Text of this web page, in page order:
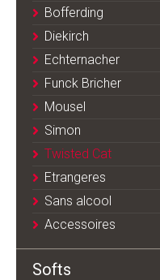
Bofferding
Diekirch
Echternacher
Funck Bricher
Mousel
Simon
Twisted Cat
Etrangeres
Sans alcool
Accessoires
Softs